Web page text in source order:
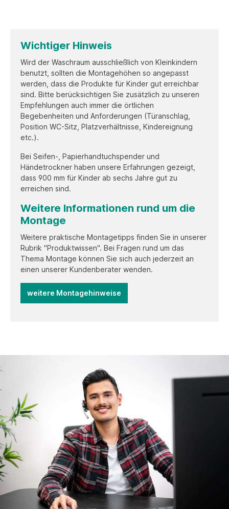
Wichtiger Hinweis
Wird der Waschraum ausschließlich von Kleinkindern
benutzt, sollten die Montagehöhen so angepasst
werden, dass die Produkte für Kinder gut erreichbar
sind. Bitte berücksichtigen Sie zusätzlich zu unseren
Empfehlungen auch immer die örtlichen
Begebenheiten und Anforderungen (Türanschlag,
Position WC-Sitz, Platzverhältnisse, Kindereignung
etc.).
Bei Seifen-, Papierhandtuchspender und
Händetrockner haben unsere Erfahrungen gezeigt,
dass 900 mm für Kinder ab sechs Jahre gut zu
erreichen sind.
Weitere Informationen rund um die
Montage
Weitere praktische Montagetipps finden Sie in unserer
Rubrik "Produktwissen". Bei Fragen rund um das
Thema Montage können Sie sich auch jederzeit an
einen unserer Kundenberater wenden.
weitere Montagehinweise